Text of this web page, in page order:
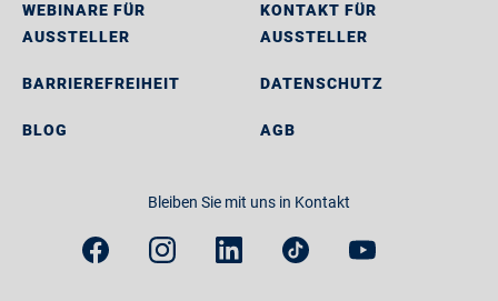
WEBINARE FÜR
AUSSTELLER
BARRIEREFREIHEIT
BLOG
KONTAKT FÜR
AUSSTELLER
DATENSCHUTZ
AGB
Bleiben Sie mit uns in Kontakt